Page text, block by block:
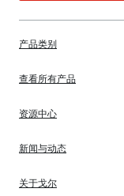
产品类别
查看所有产品
资源中心
新闻与动态
关于戈尔